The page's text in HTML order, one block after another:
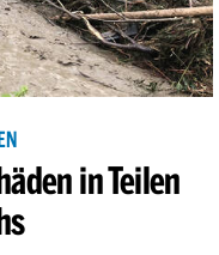
in Teilen